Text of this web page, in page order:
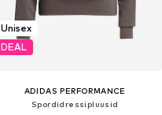
Unisex
DEAL
ADIDAS PERFORMANCE
Spordidressipluusid